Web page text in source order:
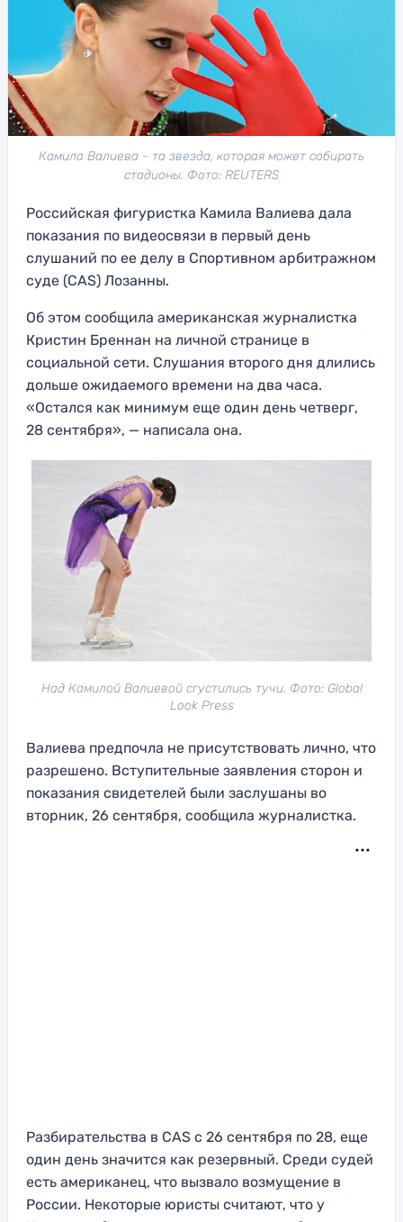
Камила Валиева - та звезда, которая может собирать
стадионы. Фото: REUTERS
Российская фигуристка Камила Валиева дала
показания по видеосвязи в первый день
слушаний по ее делу в Спортивном арбитражном
суде (CAS) Лозанны.
Об этом сообщила американская журналистка
Кристин Бреннан на личной странице в
социальной сети. Слушания второго дня длились
дольше ожидаемого времени на два часа.
«Остался как минимум еще один день четверг,
28 сентября», — написала она.
Над Камилой Валиевой сгустились тучи. Фото: Global
Look Press
Валиева предпочла не присутствовать лично, что
разрешено. Вступительные заявления сторон и
показания свидетелей были заслушаны во
вторник, 26 сентября, сообщила журналистка.
Разбирательства в CAS с 26 сентября по 28, еще
один день значится как резервный. Среди судей
есть американец, что вызвало возмущение в
России. Некоторые юристы считают, что у